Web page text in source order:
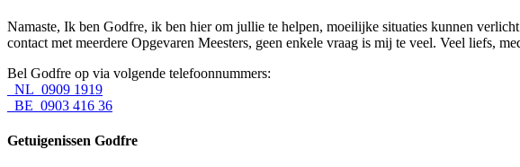
Namaste, Ik ben Godfre, ik ben hier om jullie te helpen, moeilijke situaties kunnen
contact met meerdere Opgevaren Meesters, geen enkele vraag is mij te veel. Veel liefs,
Bel Godfre op via volgende telefoonnummers:
NL 0909 1919
BE 0903 416 36
Getuigenissen Godfre